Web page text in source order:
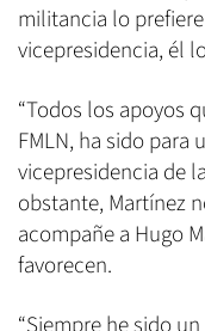
militancia lo
vicepresidencia, él
“Todos los apoyos
FMLN, ha sido para
vicepresidencia de
obstante, Martínez
acompañe a Hugo
favorecen.